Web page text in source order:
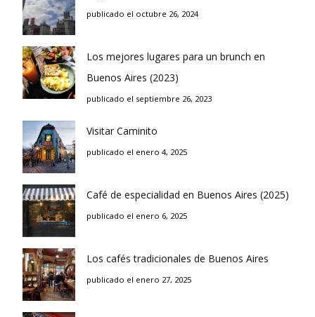
publicado el octubre 26, 2024
Los mejores lugares para un brunch en
Buenos Aires (2023)
publicado el septiembre 26, 2023
Visitar Caminito
publicado el enero 4, 2025
Café de especialidad en Buenos Aires (2025)
publicado el enero 6, 2025
Los cafés tradicionales de Buenos Aires
publicado el enero 27, 2025